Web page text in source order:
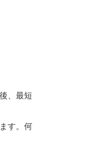
、最短
す。何